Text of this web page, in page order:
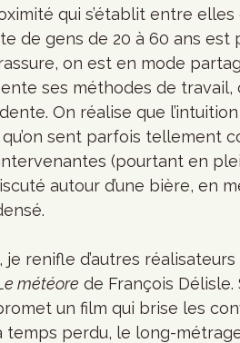
qui s’établit entre
de gens de 20 à 60 ans
on est en mode
ses méthodes de
On réalise que
sent parfois tellement
(pourtant en
autour d’une bière, en
renifle d’autres
météore de François
un film qui brise les
perdu, le long-